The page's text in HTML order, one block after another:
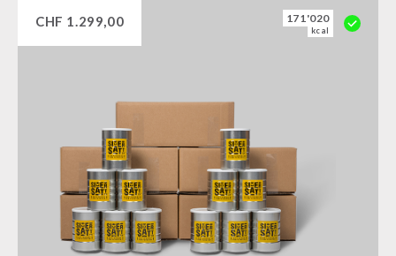
CHF 1.299,00 171'020
kcal